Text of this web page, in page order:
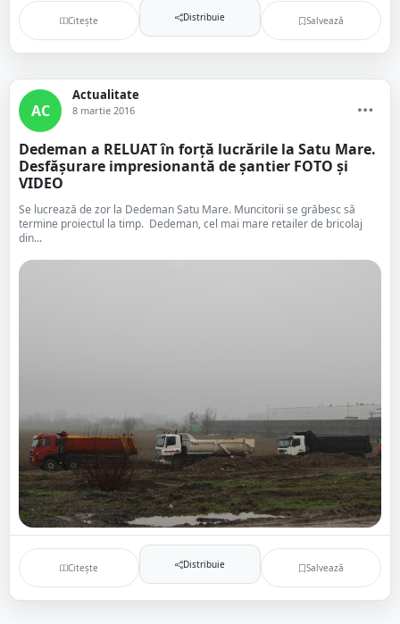
Citește Distribuie Salvează
AC
Actualitate
8 martie 2016
Dedeman a RELUAT în forţă lucrările la Satu Mare.
Desfăşurare impresionantă de şantier FOTO şi
VIDEO
Se lucrează de zor la Dedeman Satu Mare. Muncitorii se grăbesc să
termine proiectul la timp. Dedeman, cel mai mare retailer de bricolaj
din...
Citește Distribuie Salvează